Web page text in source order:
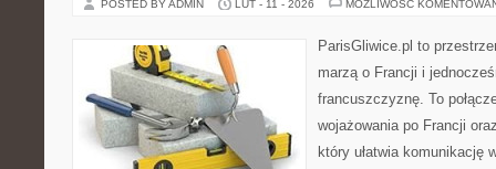
POSTED BY ADMIN LUT - 11 - 2026 MOŻLIWOŚĆ
ParisGliwice.pl to
marzą o Francji i
francuszczyznę. To
wojażowania po Francji
który ułatwia komunikację